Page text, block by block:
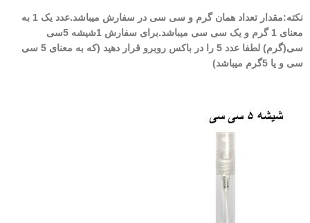
نکته:مقدار تعداد همان گرم و سی سی در سفارش میباشد.عدد یک 1 به
معنای 1 گرم و یک سی سی میباشد.برای سفارش 1شیشه 5سی
سی(گرم) لطفا عدد 5 را در باکس روبرو قرار دهید (که به معنای 5 سی
سی و یا 5گرم میباشد)